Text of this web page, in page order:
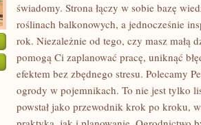
świadomy. Strona łączy w sobie bazę
roślinach balkonowych, a jednocześnie
rok. Niezależnie od tego, czy masz małą
pomogą Ci zaplanować pracę, uniknąć
efektem bez zbędnego stresu. Polecamy
ogrody w pojemnikach. To nie jest tylko
powstał jako przewodnik krok po kroku,